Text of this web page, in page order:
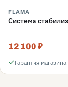
FLAMA
Система
12 100 ₽
Гарантия магазина